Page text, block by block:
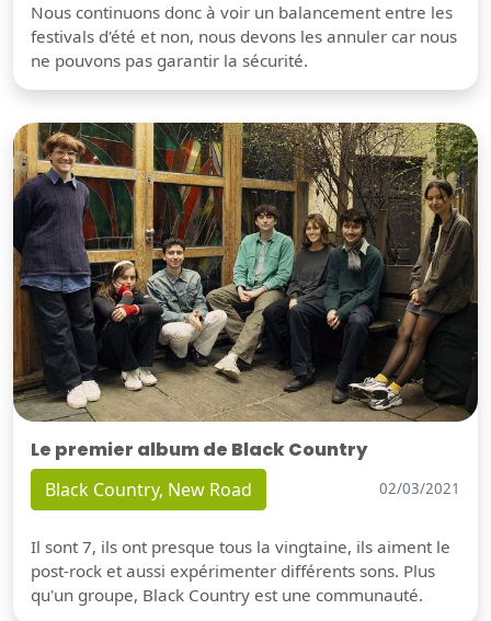
Nous continuons donc à voir un balancement entre les
festivals d'été et non, nous devons les annuler car nous
ne pouvons pas garantir la sécurité.
Le premier album de Black Country
Black Country, New Road 02/03/2021
Il sont 7, ils ont presque tous la vingtaine, ils aiment le
post-rock et aussi expérimenter différents sons. Plus
qu'un groupe, Black Country est une communauté.